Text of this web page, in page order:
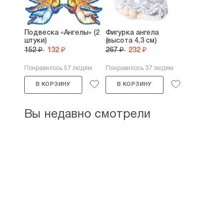
Подвеска «Ангелы» (2
штуки)
152 ₽ 132 ₽
Понравилось 57 людям
В КОРЗИНУ
Фигурка ангела
(высота 4,3 см)
267 ₽ 232 ₽
Понравилось 37 людям
В КОРЗИНУ
Вы недавно смотрели